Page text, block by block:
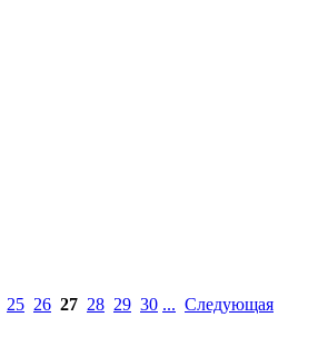
25 26 27 28 29 30 ... Следующая